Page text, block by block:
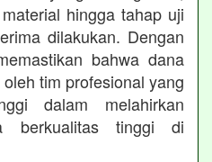
hingga tahap uji
dilakukan. Dengan
bahwa dana
tim profesional yang
dalam melahirkan
berkualitas tinggi di